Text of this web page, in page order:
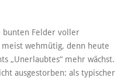
bunten Felder voller
wehmütig, denn heute
„Unerlaubtes“ mehr wächst.
ausgestorben: als typischer